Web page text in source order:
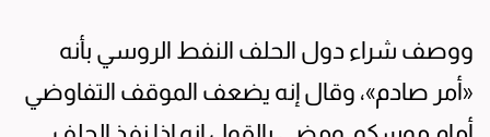
ووصف شراء دول الحلف النفط الروسي بأنه
«أمر صادم»، وقال إنه يضعف الموقف التفاوضي